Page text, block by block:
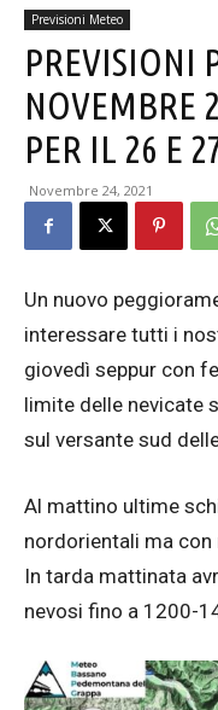
Previsioni Meteo
PREVISIONI
NOVEMBRE
PER IL 26 E
Novembre 24, 2021
Un nuovo
interessare tutti i
giovedì seppur con
limite delle nevicate
sul versante sud
Al mattino ultime
nordorientali ma con
In tarda mattinata
nevosi fino a 1200-